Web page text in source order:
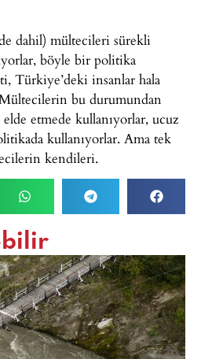
dahil) mültecileri sürekli
böyle bir politika
Türkiye’deki insanlar hala
bu durumundan
etmede kullanıyorlar, ucuz
kullanıyorlar. Ama tek
kendileri.